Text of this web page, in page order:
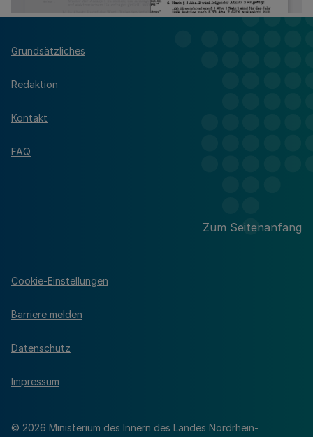
Grundsätzliches
Redaktion
Kontakt
FAQ
Zum Seitenanfang
© 2026 Ministerium des Innern des Landes Nordrhein-
Cookie-Einstellungen
Barriere melden
Datenschutz
Impressum